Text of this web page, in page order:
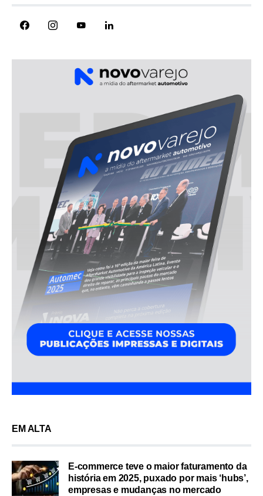
EM ALTA
E-commerce teve o maior faturamento da
história em 2025, puxado por mais ‘hubs’,
empresas e mudanças no mercado